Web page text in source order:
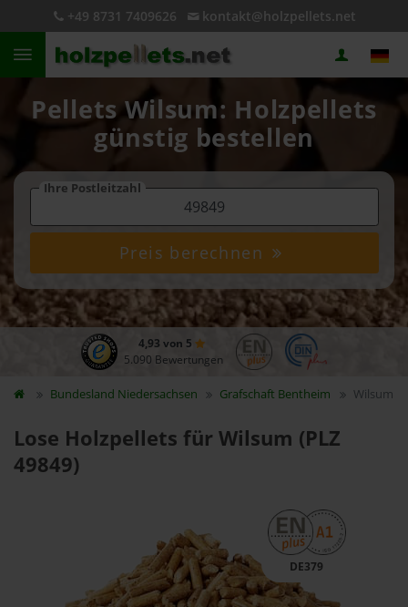
+49 8731 7409626 kontakt@holzpellets.net
Pellets Wilsum: Holzpellets
günstig bestellen
Ihre Postleitzahl
Preis berechnen
4,93 von 5
5.090 Bewertungen
Bundesland Niedersachsen Grafschaft Bentheim Wilsum
Lose Holzpellets für Wilsum (PLZ
49849)
DE379